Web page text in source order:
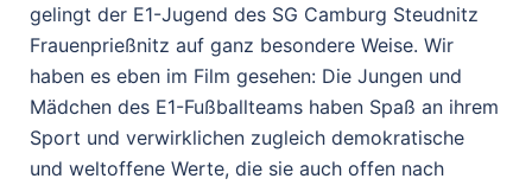
gelingt der E1-Jugend des SG Camburg Steudnitz
Frauenprießnitz auf ganz besondere Weise. Wir
haben es eben im Film gesehen: Die Jungen und
Mädchen des E1-Fußballteams haben Spaß an ihrem
Sport und verwirklichen zugleich demokratische
und weltoffene Werte, die sie auch offen nach